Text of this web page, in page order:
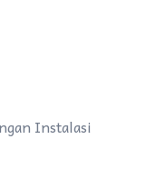
Instalasi